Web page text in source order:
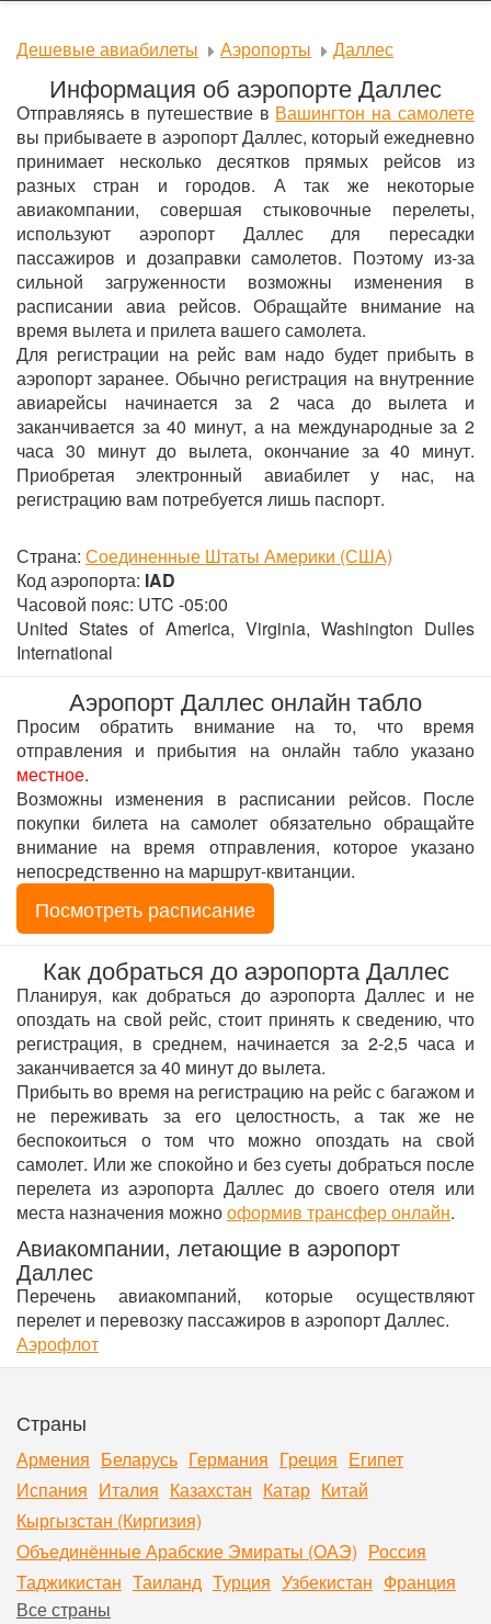
Дешевые авиабилеты Аэропорты Даллес
Информация об аэропорте Даллес
Отправляясь в путешествие в Вашингтон на самолете
вы прибываете в аэропорт Даллес, который ежедневно
принимает несколько десятков прямых рейсов из
разных стран и городов. А так же некоторые
авиакомпании, совершая стыковочные перелеты,
используют аэропорт Даллес для пересадки
пассажиров и дозаправки самолетов. Поэтому из-за
сильной загруженности возможны изменения в
расписании авиа рейсов. Обращайте внимание на
время вылета и прилета вашего самолета.
Для регистрации на рейс вам надо будет прибыть в
аэропорт заранее. Обычно регистрация на внутренние
авиарейсы начинается за 2 часа до вылета и
заканчивается за 40 минут, а на международные за 2
часа 30 минут до вылета, окончание за 40 минут.
Приобретая электронный авиабилет у нас, на
регистрацию вам потребуется лишь паспорт.
Страна: Соединенные Штаты Америки (США)
Код аэропорта: IAD
Часовой пояс: UTC -05:00
United States of America, Virginia, Washington Dulles
International
Аэропорт Даллес онлайн табло
Просим обратить внимание на то, что время
отправления и прибытия на онлайн табло указано
местное.
Возможны изменения в расписании рейсов. После
покупки билета на самолет обязательно обращайте
внимание на время отправления, которое указано
непосредственно на маршрут-квитанции.
Посмотреть расписание
Как добраться до аэропорта Даллес
Планируя, как добраться до аэропорта Даллес и не
опоздать на свой рейс, стоит принять к сведению, что
регистрация, в среднем, начинается за 2-2,5 часа и
заканчивается за 40 минут до вылета.
Прибыть во время на регистрацию на рейс с багажом и
не переживать за его целостность, а так же не
беспокоиться о том что можно опоздать на свой
самолет. Или же спокойно и без суеты добраться после
перелета из аэропорта Даллес до своего отеля или
места назначения можнооформив трансфер онлайн.
Авиакомпании, летающие в аэропорт
Даллес
Перечень авиакомпаний, которые осуществляют
перелет и перевозку пассажиров в аэропорт Даллес.
Аэрофлот
Страны
Армения Беларусь Германия Греция Египет
Испания Италия Казахстан Катар Китай
Кыргызстан (Киргизия)
Объединённые Арабские Эмираты (ОАЭ) Россия
Таджикистан Таиланд Турция Узбекистан Франция
Все страны